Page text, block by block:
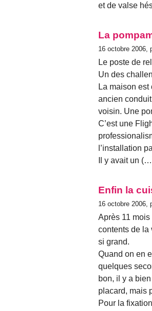
et de valse
La
16 octobre 2006,
Le poste de
Un des
La maison
ancien
voisin. Une
C’est une
l’installation
Il y avait un
Enfin la
16 octobre 2006,
Après 11
contents de la
si grand.
Quand on en
quelques
bon, il y a
placard, mais
Pour la